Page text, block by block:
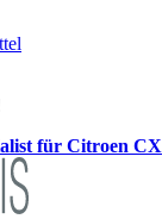
für Citroen CX